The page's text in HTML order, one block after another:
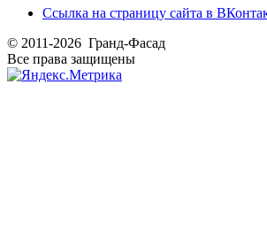
Ссылка на страницу сайта в
© 2011-2026 Гранд-Фасад
Все права защищены